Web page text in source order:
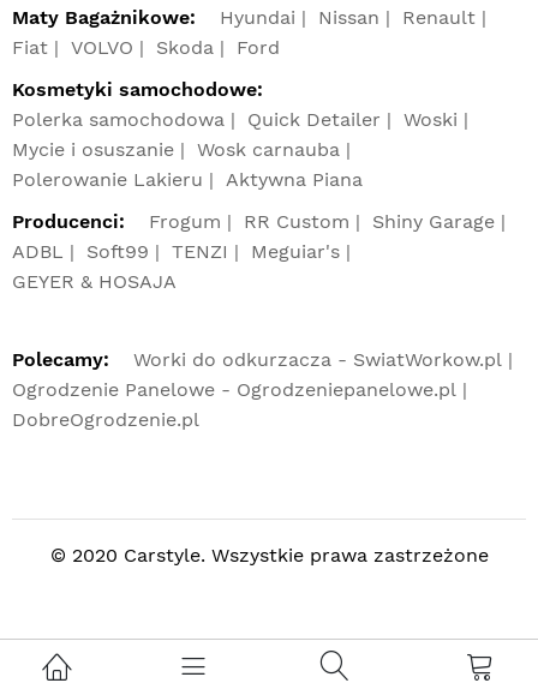
Maty Bagażnikowe:
Hyundai Nissan
Renault
Fiat
VOLVO Skoda
Ford
Kosmetyki samochodowe:
Polerka samochodowa
Quick Detailer
Woski
Mycie i osuszanie
Wosk carnauba
Polerowanie Lakieru
Aktywna Piana
Producenci:
Frogum RR Custom
Shiny Garage
ADBL
Soft99 TENZI
Meguiar's
GEYER & HOSAJA
Polecamy:
Worki do odkurzacza - SwiatWorkow.pl
Ogrodzenie Panelowe - Ogrodzeniepanelowe.pl
DobreOgrodzenie.pl
© 2020 Carstyle. Wszystkie prawa zastrzeżone